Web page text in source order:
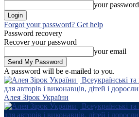
your password
Forgot your password? Get help
Password recovery
Recover your password
your email
A password will be e-mailed to you.
Алея Зірок України